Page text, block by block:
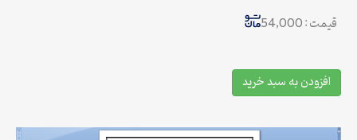
قیمت : 54,000
افزودن به سبد خرید